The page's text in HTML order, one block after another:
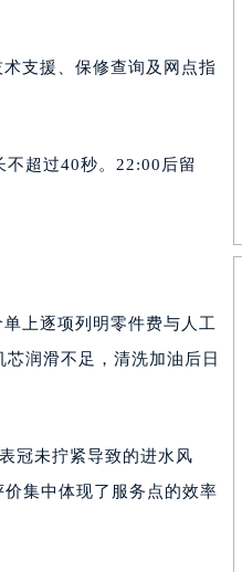
支援、保修查询及网点指
超过40秒。22:00后留
上逐项列明零件费与人工
润滑不足，清洗加油后日
冠未拧紧导致的进水风
集中体现了服务点的效率